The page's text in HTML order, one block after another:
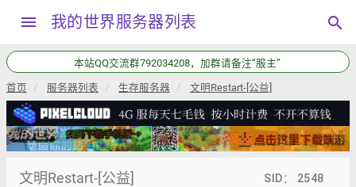
menu 我的世界服务器列表 search
本站QQ交流群792034208，加群请备注“服主”
首页 服务器列表 生存服务器 文明Restart-[公益]
文明Restart-[公益] SID： 2548